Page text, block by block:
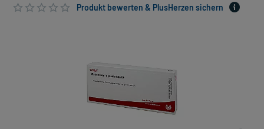
Produkt bewerten & PlusHerzen sichern